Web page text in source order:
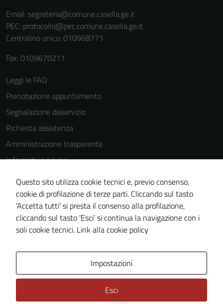
Email: segreteria@comune.casella.ge.it
PEC: protocollo@pec.comune.casella.ge.it
Centralino unico: 010968771
Fax: 0109670211
Leggi le FAQ
Prenotazione appuntamento
Segnalazione disservizio
Richiesta assistenza
Amministrazione trasparente
Informativa privacy
Cookie Policy
Note legali
Dichiarazione di accessibilità
Piano di miglioramento del sito
Questo sito utilizza cookie tecnici e, previo consenso,
cookie di profilazione di terze parti. Cliccando sul tasto
'Accetta tutti' si presta il consenso alla profilazione,
cliccando sul tasto 'Esci' si continua la navigazione con i
soli cookie tecnici. Link alla cookie policy
Impostazioni
Esci
informazioni
personali.
estesa per i
possono
essere
utilizzati
anche per la
profilazione.
disabilitazione
di questi
cookies può